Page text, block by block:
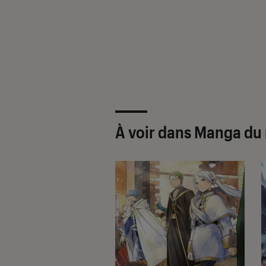
À voir dans Manga